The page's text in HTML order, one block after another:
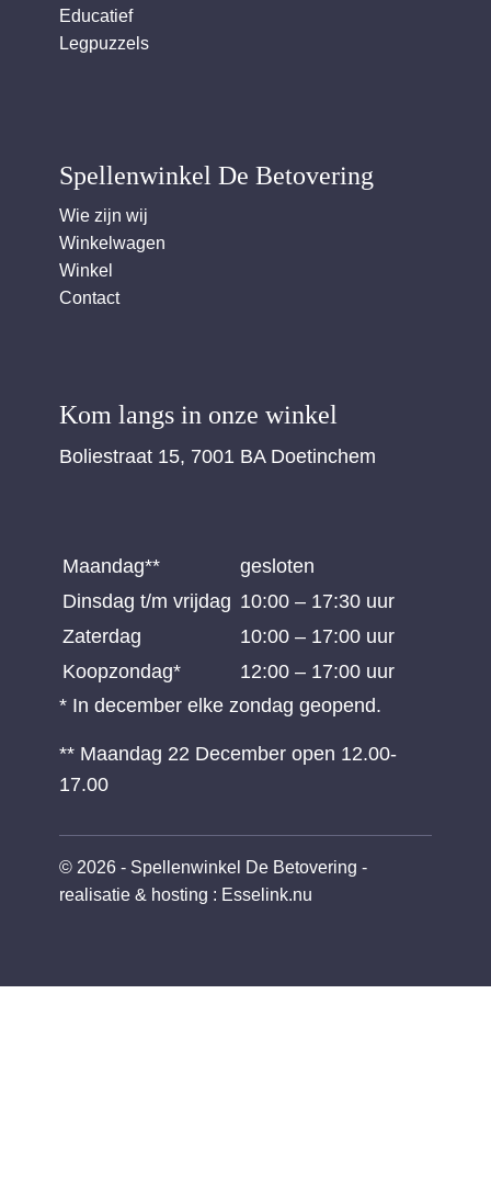
Educatief
Legpuzzels
Spellenwinkel De Betover​ing
Wie zijn wij
Winkelwagen
Winkel
Contact
Kom langs in onze winkel
Boliestraat 15, 7001 BA Doetinchem
Maandag**
gesloten
Dinsdag t/m vrijdag 10:00 – 17:30 uur
Zaterdag
10:00 – 17:00 uur
Koopzondag*
12:00 – 17:00 uur
* In december elke zondag geopend.
** Maandag 22 December open 12.00-
17.00
© 2026 - Spellenwinkel De Betovering -
realisatie & hosting : Esselink.nu